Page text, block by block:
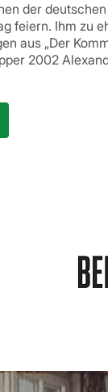
der
feiern. Ihm zu
aus „Der
2002